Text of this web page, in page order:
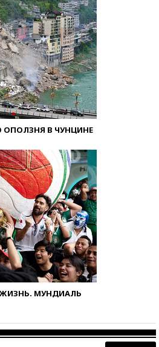
В ЧУНЦИНЕ
МУНДИАЛЬ